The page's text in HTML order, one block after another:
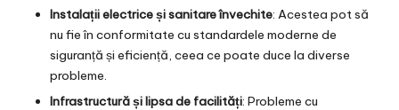
Instalații electrice și sanitare învechite: Acestea pot să
nu fie în conformitate cu standardele moderne de
siguranță și eficiență, ceea ce poate duce la diverse
probleme.
Infrastructură și lipsa de facilități: Probleme cu